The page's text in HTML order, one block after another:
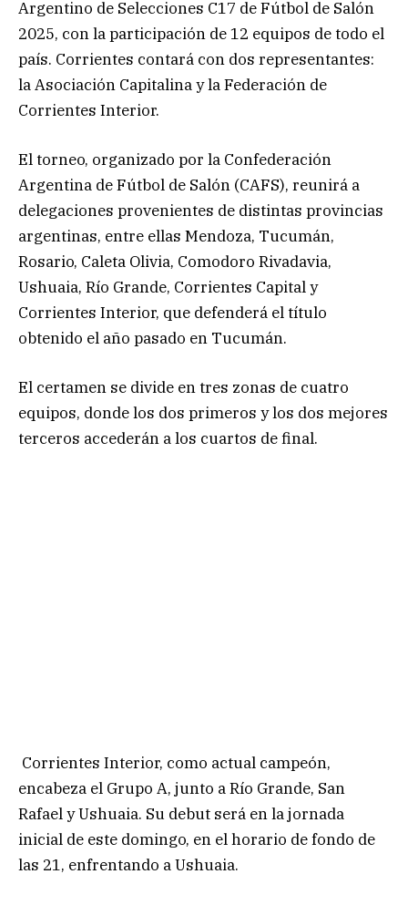
Argentino de Selecciones C17 de Fútbol de Salón
2025, con la participación de 12 equipos de todo el
país. Corrientes contará con dos representantes:
la Asociación Capitalina y la Federación de
Corrientes Interior.
El torneo, organizado por la Confederación
Argentina de Fútbol de Salón (CAFS), reunirá a
delegaciones provenientes de distintas provincias
argentinas, entre ellas Mendoza, Tucumán,
Rosario, Caleta Olivia, Comodoro Rivadavia,
Ushuaia, Río Grande, Corrientes Capital y
Corrientes Interior, que defenderá el título
obtenido el año pasado en Tucumán.
El certamen se divide en tres zonas de cuatro
equipos, donde los dos primeros y los dos mejores
terceros accederán a los cuartos de final.
Corrientes Interior, como actual campeón,
encabeza el Grupo A, junto a Río Grande, San
Rafael y Ushuaia. Su debut será en la jornada
inicial de este domingo, en el horario de fondo de
las 21, enfrentando a Ushuaia.